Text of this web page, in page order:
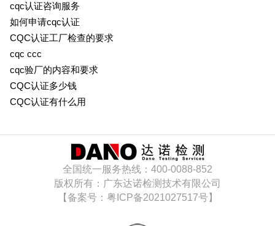
cqc认证咨询服务
如何申请cqc认证
CQC认证工厂检查的要求
cqc ccc
cqc验厂的内容和要求
CQC认证多少钱
CQC认证有什么用
全国统一服务热线：400-0088-852
版权所有：广东达诺检测技术有限公司
【备案号：粤ICP备2021027517号】